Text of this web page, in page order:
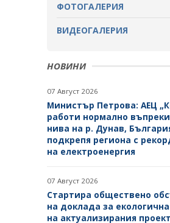
ФОТОГАЛЕРИЯ
ВИДЕОГАЛЕРИЯ
НОВИНИ
07 Август 2026
Министър Петрова: АЕЦ
работи нормално
нива на р. Дунав,
подкрепя региона с
на електроенергия
07 Август 2026
Стартира обществено
на доклада за
на актуализирания